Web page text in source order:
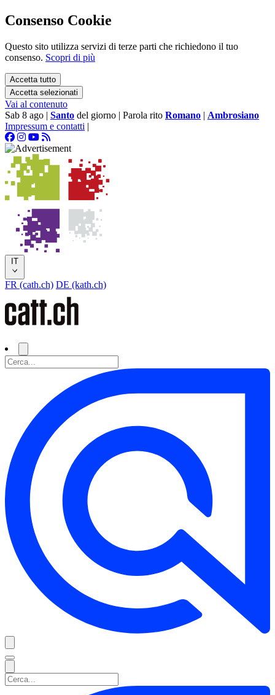
Consenso Cookie
Questo sito utilizza servizi di terze parti che richiedono il tuo
consenso. Scopri di più
Accetta tutto
Accetta selezionati
Vai al contenuto
Sab 8 ago | Santo del giorno | Parola rito Romano | Ambrosiano
Impressum e contatti |
IT
FR (cath.ch) DE (kath.ch)